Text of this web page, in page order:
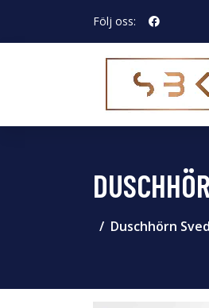
Följ oss:
Duschhörn